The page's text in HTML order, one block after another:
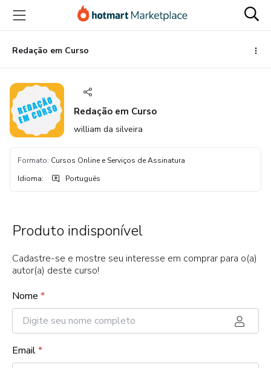
para
conteúdo
principal
para
pagamento
para
rodapéRedação em Curso
Redação em Curso
william da silveira
Formato: Cursos Online e Serviços de Assinatura
Idioma: Português
Produto indisponível
Cadastre-se e mostre seu interesse em comprar para o(a)
autor(a) deste curso!
Nome *
Email*